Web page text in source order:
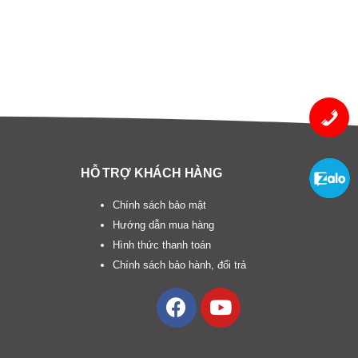
HỖ TRỢ KHÁCH HÀNG
Chính sách bảo mật
Hướng dẫn mua hàng
Hình thức thanh toán
Chính sách bảo hành, đổi trả